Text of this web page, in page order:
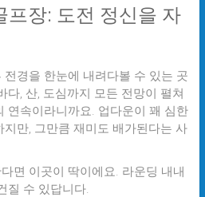
프장: 도전 정신을 자
경을 한눈에 내려다볼 수 있는 곳
다, 산, 도심까지 모든 전망이 펼쳐
연속이라니까요. 업다운이 꽤 심한
만, 그만큼 재미도 배가된다는 사
면 이곳이 딱이에요. 라운딩 내내
질 수 있답니다.